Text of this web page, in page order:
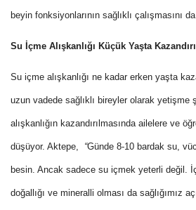
beyin fonksiyonlarının sağlıklı çalışmasını
Su İçme Alışkanlığı Küçük Yaşta
Su içme alışkanlığı ne kadar erken yaşta
uzun vadede sağlıklı bireyler olarak yetişme
alışkanlığın kazandırılmasında ailelere ve
düşüyor. Aktepe, “Günde 8-10 bardak su,
besin. Ancak sadece su içmek yeterli değil.
doğallığı ve mineralli olması da sağlığımız